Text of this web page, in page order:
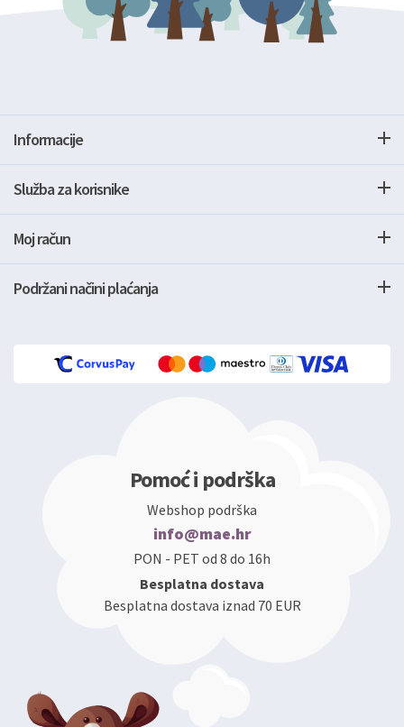
Informacije
Služba za korisnike
Moj račun
Podržani načini plaćanja
Pomoć i podrška
Webshop podrška
info@mae.hr
PON - PET od 8 do 16h
Besplatna dostava
Besplatna dostava iznad 70 EUR